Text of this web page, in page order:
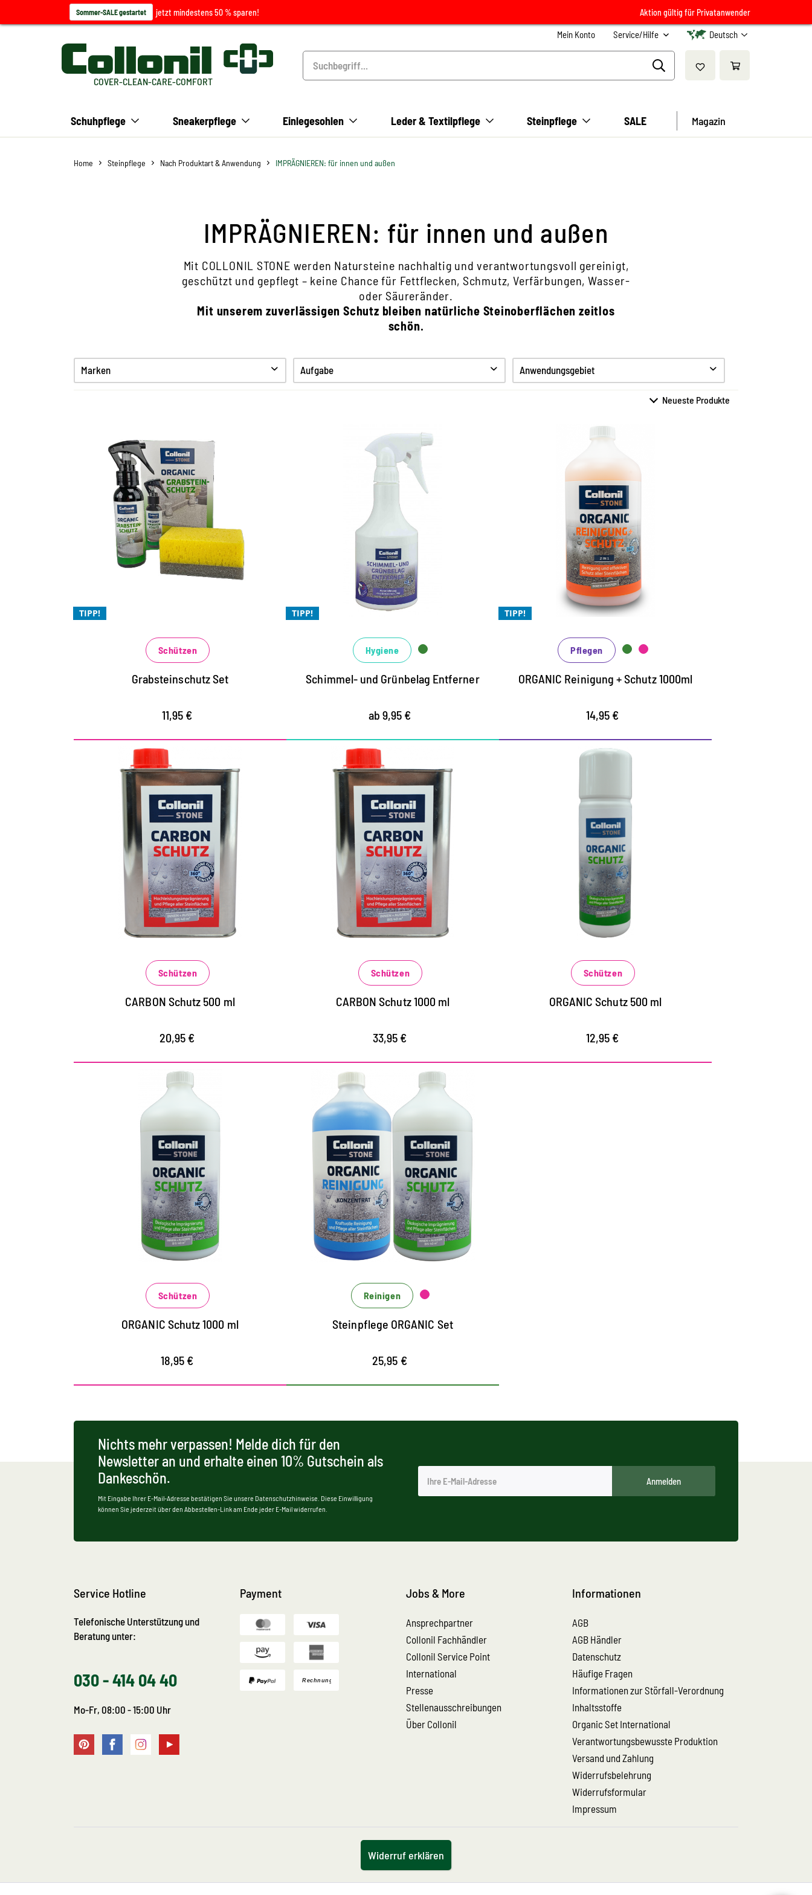
Sommer-SALE gestartet jetzt mindestens 50 % sparen! Aktion gültig für Privatanwender
Mein Konto Service/Hilfe Deutsch
COVER-CLEAN-CARE-COMFORT
Schuhpflege Sneakerpflege Einlegesohlen Leder & Textilpflege Steinpflege SALE Magazin
Home Steinpflege Nach Produktart & Anwendung IMPRÄGNIEREN: für innen und außen
IMPRÄGNIEREN: für innen und außen
Mit COLLONIL STONE werden Natursteine nachhaltig und verantwortungsvoll gereinigt,
geschützt und gepflegt – keine Chance für Fettflecken, Schmutz, Verfärbungen, Wasser-
oder Säureränder.
Mit unserem zuverlässigen Schutz bleiben natürliche Steinoberflächen zeitlos
schön.
Marken Aufgabe Anwendungsgebiet
TIPP!
Wirksamer Schutz vor
Verwitterung, Algen und
Moos
langanhaltender Schutz ohne das
Erscheinungsbild der Oberfläche zu
lösemittelfreie Imprägnierung für den
Auftrag auf allen saugfähigen Steinflächen
Schützen
Grabsteinschutz Set
11,95 €
TIPP!
Beseitigt aktiv Schimmel,
Grünbeläge, Stockflecken
und Algen
aktive Wirkung ohne Einsatz von Chlor
für Silikonfugen, Fliesen, Stein,
Mauerwerk, Putz und vieles mehr
Bleicheffekt
Hygiene
Schimmel- und Grünbelag Entferner
ab 9,95 €
TIPP!
2 in 1 Universalreinigung
und Schutz für alle Natur-
und Kunststeinarten
Lösemittel - und säurefreie organische
Reinigung mit integrierter Schutzfunktion
für innen und aussen
Außenbereich, Fliesen, Betonböden,
Beton- und Natursteinfassade
Marmor, Sand- und Kalkstein,
keramischen Fliesen, Granit, Schiefer,
Steinoberflächen
Pflegen
ORGANIC Reinigung + Schutz 1000ml
14,95 €
Universaler
Hochleistungsschutz für
alle Steinflächen
für Steinflächen aller Art im Innen- und
Außenbereich, Fliesen, Betonböden,
Beton- und Natursteinfassaden
und Belastungen
verhindert das schnelle Eindringen von
wässrigen, fettigen und öligen
Schützen
CARBON Schutz 500 ml
20,95 €
Universaler
Hochleistungsschutz für
alle Steinflächen
für Steinflächen aller Art im Innen- und
Außenbereich, Fliesen, Betonböden,
Beton- und Natursteinfassaden
und Belastungen
verhindert das schnelle Eindringen von
wässrigen, fettigen und öligen
Schützen
CARBON Schutz 1000 ml
33,95 €
Universalschutz für alle
Natur- und
Kunststeinarten
Lösemittelfreie Imprägnierung für alle
Steinflächen im Innen- und Außenbereich,
Fliesen, Betonböden, Beton- und
Natursteinfassade
schützt langanhaltend vor
Wettereinflüssen und Verschmutzungen
verhindert effektiv das schnelle
Schützen
ORGANIC Schutz 500 ml
12,95 €
Universalschutz für alle
Natur- und
Kunststeinarten
Lösemittelfreie Imprägnierung für alle
Steinflächen im Innen- und Außenbereich,
Fliesen, Betonböden, Beton- und
Natursteinfassade
schützt langanhaltend vor
Wettereinflüssen und Verschmutzungen
verhindert effektiv das schnelle
Schützen
ORGANIC Schutz 1000 ml
18,95 €
Set aus Reinigung und
Schutz für alle Natur- und
Kunststeinarten
das Set besteht aus 1 x Organic Reinigung
(1000 ml) und 1 x Organic Schutz (1000 ml)
zur unkomplizierten Reinigung und
Imgrägnierung von Steinoberflächen aller
Art im Innen- und Außenbereich
frischt Steinflächen auf und bietet
hocheffektiven Langzeitschutz
Reinigen
Steinpflege ORGANIC Set
25,95 €
Nichts mehr verpassen! Melde dich für den
Newsletter an und erhalte einen 10% Gutschein als
Dankeschön.
Mit Eingabe Ihrer E-Mail-Adresse bestätigen Sie unsere Datenschutzhinweise. Diese Einwilligung
können Sie jederzeit über den Abbestellen-Link am Ende jeder E-Mail widerrufen.
Anmelden
Service Hotline
Telefonische Unterstützung und
Beratung unter:
030 - 414 04 40
Mo-Fr, 08:00 - 15:00 Uhr
Payment Jobs & More
Ansprechpartner
Collonil Fachhändler
Collonil Service Point
International
Presse
Stellenausschreibungen
Über Collonil
Informationen
AGB
AGB Händler
Datenschutz
Häufige Fragen
Informationen zur Störfall-Verordnung
Inhaltsstoffe
Organic Set International
Verantwortungsbewusste Produktion
Versand und Zahlung
Widerrufsbelehrung
Widerrufsformular
Impressum
Widerruf erklären